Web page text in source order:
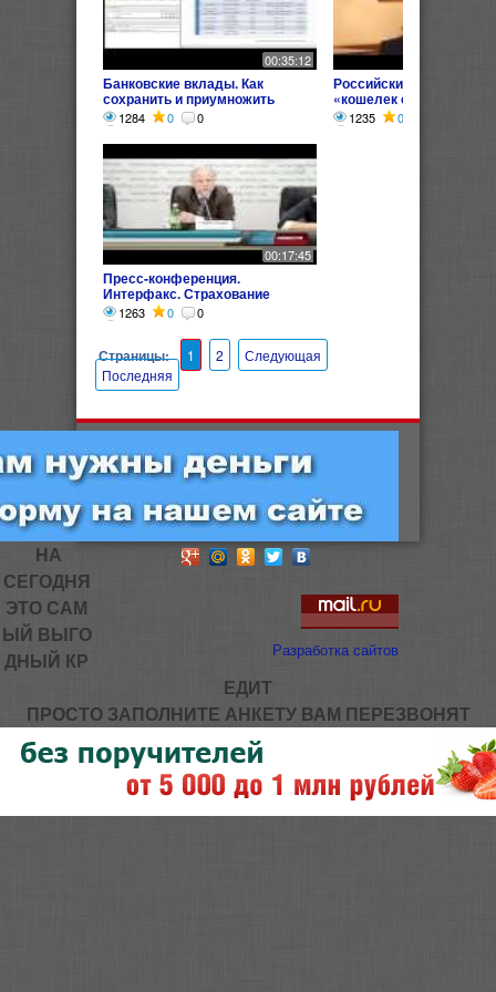
00:35:12
Банковские вклады. Как
сохранить и приумножить
нажитое
1284 0 0
Российский Капитал
«кошелек с гарантией»
1235 0
00:17:45
Пресс-конференция.
Интерфакс. Страхование
агрорисков.
1263 0 0
Страницы: 1 2
Следующая
Последняя
Разработка сайтов
НА
СЕГОДНЯ
ЭТО САМ
ЫЙ ВЫГО
ДНЫЙ КР
ЕДИТ
ПРОСТО ЗАПОЛНИТЕ АНКЕТУ ВАМ ПЕРЕЗВОНЯТ